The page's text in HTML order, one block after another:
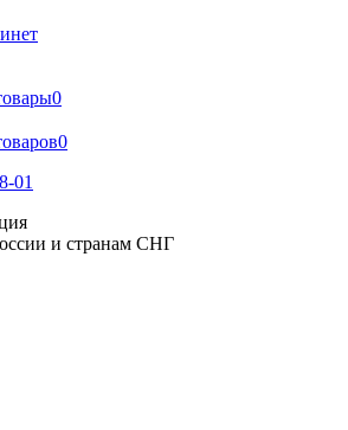
0
0
01
и странам СНГ